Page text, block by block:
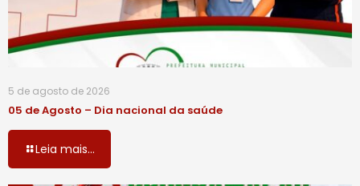
5 de agosto de 2026
05 de Agosto – Dia nacional da saúde
Leia mais...